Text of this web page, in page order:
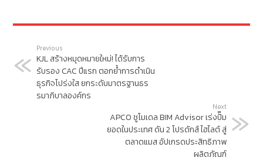
Previous
KJL สร้างหมุดหมายใหม่! ได้รับการ
รับรอง CAC ปีแรก ตอกย้ำการดำเนิน
ธุรกิจโปร่งใส ยกระดับมาตรฐานธร
รมาภิบาลองค์กร
Next
APCO ชูโมเดล BIM Advisor เร่งปั๊ม
ยอดในประเทศ ดัน 2 โปรดักส์ ไฮไลต์ สู่
ตลาดแมส อัปเกรดประสิทธิภาพ
ผลิตภัณฑ์